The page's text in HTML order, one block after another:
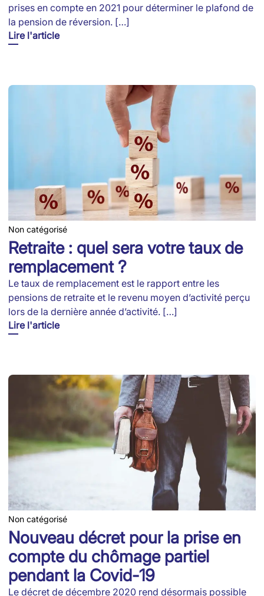
prises en compte en 2021 pour déterminer le plafond de
la pension de réversion. […]
Lire l'article
Non catégorisé
Retraite : quel sera votre taux de
remplacement ?
Le taux de remplacement est le rapport entre les
pensions de retraite et le revenu moyen d’activité perçu
lors de la dernière année d’activité. […]
Lire l'article
Non catégorisé
Nouveau décret pour la prise en
compte du chômage partiel
pendant la Covid-19
Le décret de décembre 2020 rend désormais possible